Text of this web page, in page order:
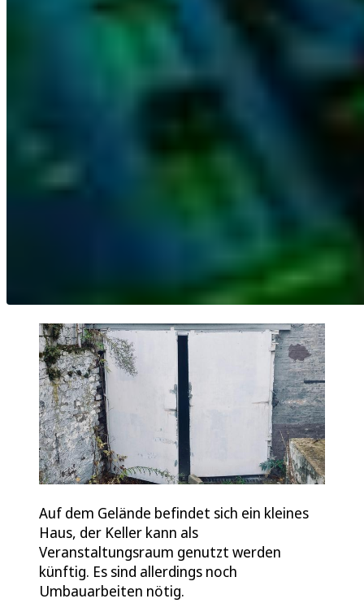
Auf dem Gelände befindet sich ein kleines
Haus, der Keller kann als
Veranstaltungsraum genutzt werden
künftig. Es sind allerdings noch
Umbauarbeiten nötig.